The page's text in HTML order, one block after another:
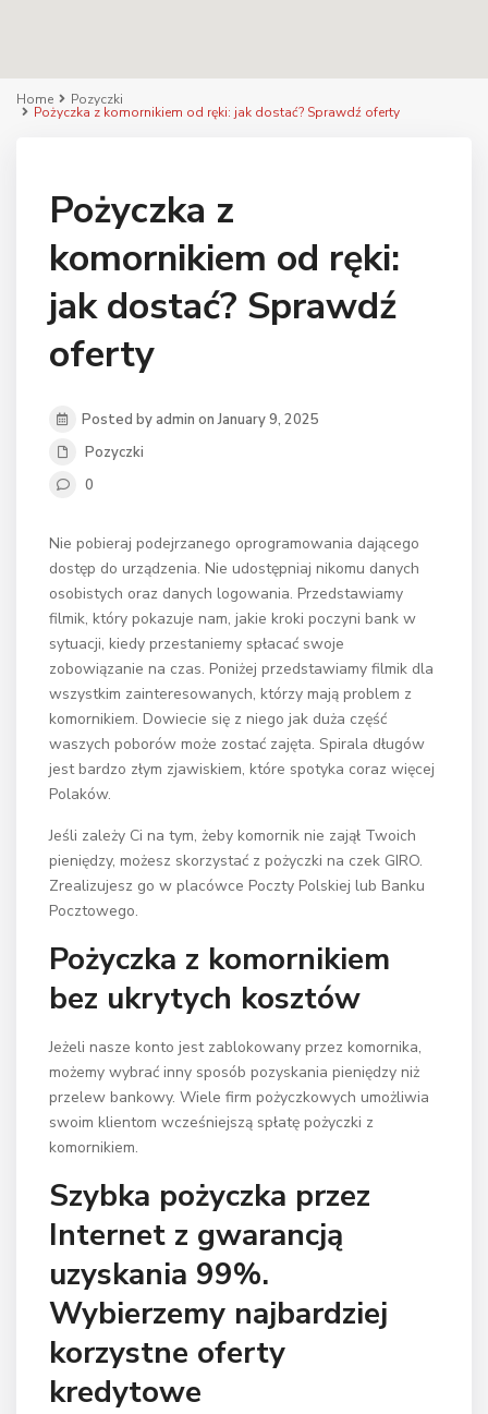
Home Pozyczki
Pożyczka z komornikiem od ręki: jak dostać? Sprawdź oferty
Pożyczka z
komornikiem od ręki:
jak dostać? Sprawdź
oferty
Posted by admin on January 9, 2025
Pozyczki
0
Nie pobieraj podejrzanego oprogramowania dającego
dostęp do urządzenia. Nie udostępniaj nikomu danych
osobistych oraz danych logowania. Przedstawiamy
filmik, który pokazuje nam, jakie kroki poczyni bank w
sytuacji, kiedy przestaniemy spłacać swoje
zobowiązanie na czas. Poniżej przedstawiamy filmik dla
wszystkim zainteresowanych, którzy mają problem z
komornikiem. Dowiecie się z niego jak duża część
waszych poborów może zostać zajęta. Spirala długów
jest bardzo złym zjawiskiem, które spotyka coraz więcej
Polaków.
Jeśli zależy Ci na tym, żeby komornik nie zajął Twoich
pieniędzy, możesz skorzystać z pożyczki na czek GIRO.
Zrealizujesz go w placówce Poczty Polskiej lub Banku
Pocztowego.
Pożyczka z komornikiem
bez ukrytych kosztów
Jeżeli nasze konto jest zablokowany przez komornika,
możemy wybrać inny sposób pozyskania pieniędzy niż
przelew bankowy. Wiele firm pożyczkowych umożliwia
swoim klientom wcześniejszą spłatę pożyczki z
komornikiem.
Szybka pożyczka przez
Internet z gwarancją
uzyskania 99%.
Wybierzemy najbardziej
korzystne oferty
kredytowe